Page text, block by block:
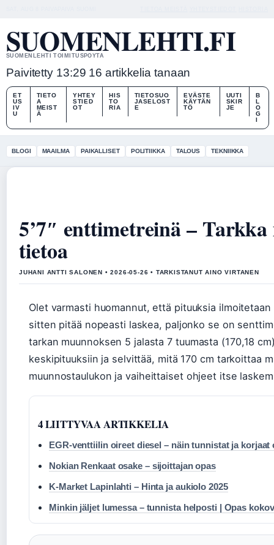
SUOMENLEHTI.FI
SUOMENLEHTI TOIMITUSPOYTA
Paivitetty 13:29 16 artikkelia tanaan
ET
US
IV
U
TIETO
A
MEIST
Ä
YHTEY
STIED
OT
HIS
TO
RIA
TIETOSUO
JASELOST
E
EVÄSTE
KÄYTÄN
TÖ
UUTI
SKIR
JE
B
L
O
G
I
BLOGI MAAILMA PAIKALLISET POLITIIKKA TALOUS TEKNIIKKA
5’7″ enttimetreinä –
tietoa
JUHANI ANTTI SALONEN • 2026-05-26 • TARKISTANUT AINO VIRTANEN
Olet varmasti huomannut, että pituuksia
sitten pitää nopeasti laskea, paljonko se on
tarkan muunnoksen 5 jalasta 7 tuumasta (170,18
keskipituuksiin ja selvittää, mitä 170 cm tarkoittaa
muunnostaulukon ja vaiheittaiset ohjeet itse
4 LIITTYVAA ARTIKKELIA
EGR-venttiilin oireet diesel – näin tunnistat ja korjaat
Nokian Renkaat osake – sijoittajan opas
K-Market Lapinlahti – Hinta ja aukiolo 2025
Minkin jäljet lumessa – tunnista helposti | Opas